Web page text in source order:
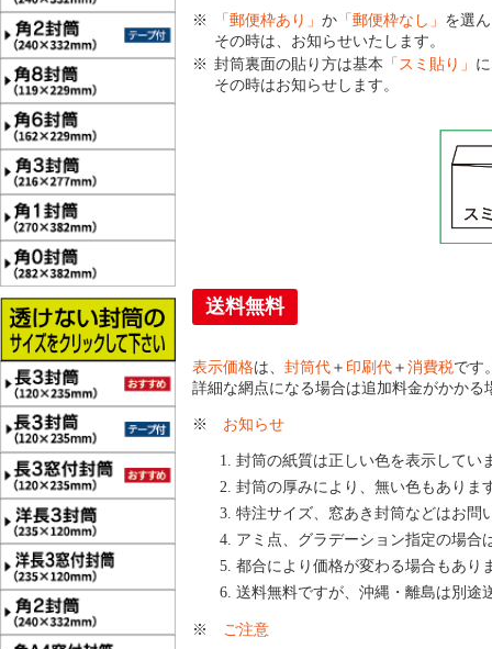
「郵便枠あり」 か 「郵便枠なし」 を選
その時は、お知らせいたします。
封筒裏面の貼り方は基本 「スミ貼り」
その時はお知らせします。
送料無料
表示価格は、 封筒代 ＋ 印刷代 ＋ 消費税です
詳細な網点になる場合は追加料金がかかる
※ お知らせ
封筒の紙質は正しい色を表示してい
封筒の厚みにより、無い色もありま
特注サイズ、窓あき封筒などはお問
アミ点、グラデーション指定の場合
都合により価格が変わる場合もあり
送料無料ですが、沖縄・離島は別途
※ ご注意